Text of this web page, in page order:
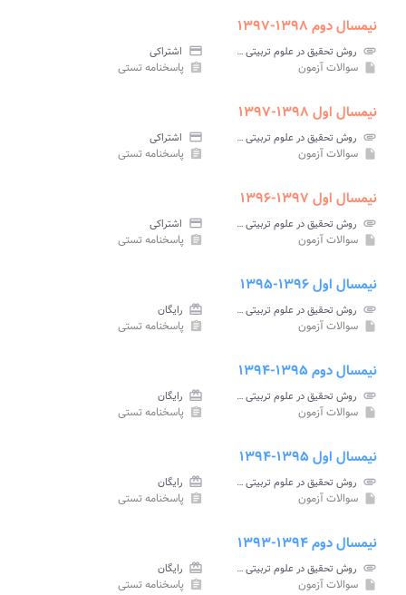
نیمسال دوم ۱۳۹۸-۱۳۹۷
attachment روش تحقیق در علوم تربیتی پیام نور credit_card اشتراکی
insert_drive_file سوالات آزمون assignment پاسخنامه تستی
نیمسال اول ۱۳۹۸-۱۳۹۷
attachment روش تحقیق در علوم تربیتی پیام نور credit_card اشتراکی
insert_drive_file سوالات آزمون assignment پاسخنامه تستی
نیمسال اول ۱۳۹۷-۱۳۹۶
attachment روش تحقیق در علوم تربیتی پیام نور credit_card اشتراکی
insert_drive_file سوالات آزمون assignment پاسخنامه تستی
نیمسال اول ۱۳۹۶-۱۳۹۵
attachment روش تحقیق در علوم تربیتی پیام نور card_giftcard رایگان
insert_drive_file سوالات آزمون assignment پاسخنامه تستی
نیمسال دوم ۱۳۹۵-۱۳۹۴
attachment روش تحقیق در علوم تربیتی پیام نور card_giftcard رایگان
insert_drive_file سوالات آزمون assignment پاسخنامه تستی
نیمسال اول ۱۳۹۵-۱۳۹۴
attachment روش تحقیق در علوم تربیتی پیام نور card_giftcard رایگان
insert_drive_file سوالات آزمون assignment پاسخنامه تستی
نیمسال دوم ۱۳۹۴-۱۳۹۳
attachment روش تحقیق در علوم تربیتی پیام نور card_giftcard رایگان
insert_drive_file سوالات آزمون assignment پاسخنامه تستی